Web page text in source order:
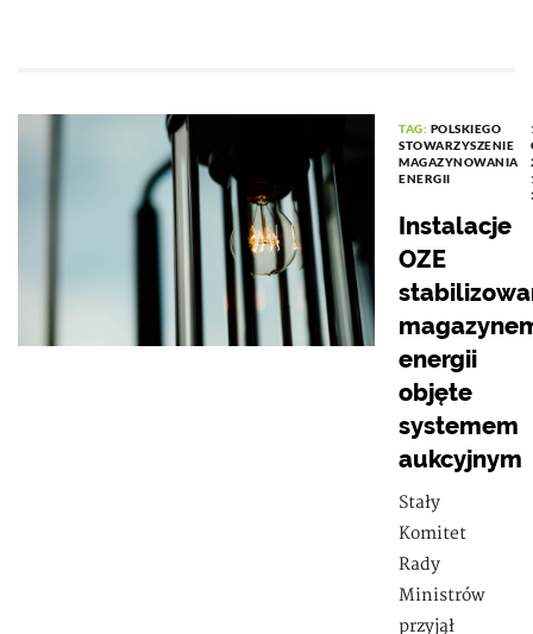
TAG: POLSKIEGO
STOWARZYSZENIE
MAGAZYNOWANIA
ENERGII
Instalacje
OZE
energii
objęte
systemem
aukcyjnym
Stały
Komitet
Rady
Ministrów
przyjął